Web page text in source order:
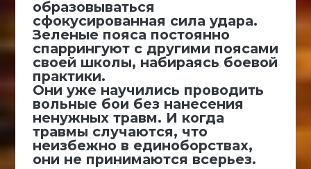
образовываться
сфокусированная сила удара.
Зеленые пояса постоянно
спаррингуют с другими поясами
своей школы, набираясь боевой
практики.
Они уже научились проводить
вольные бои без нанесения
ненужных травм. И когда
травмы случаются, что
неизбежно в единоборствах,
они не принимаются всерьез.